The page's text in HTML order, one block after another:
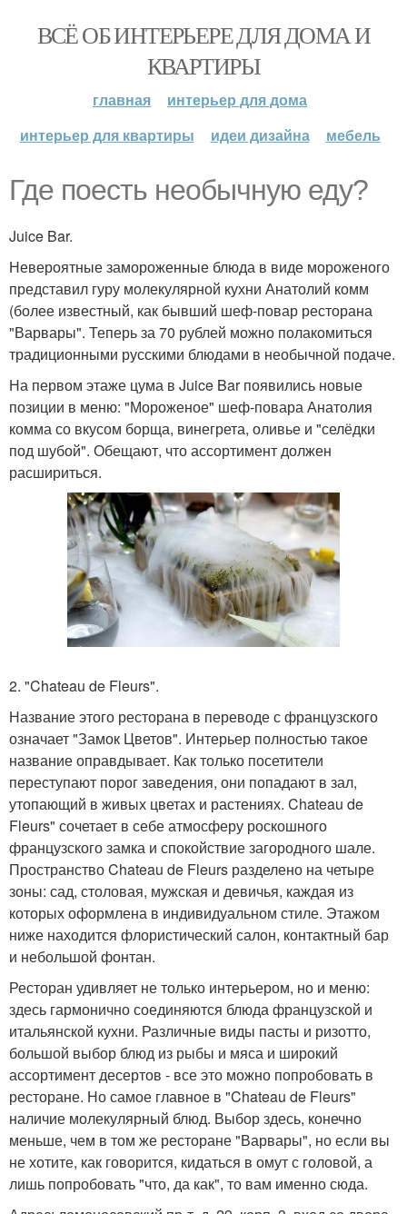
ВСЁ ОБ ИНТЕРЬЕРЕ ДЛЯ ДОМА И
КВАРТИРЫ
главная
интерьер для дома
интерьер для квартиры
идеи дизайна мебель
Где поесть необычную еду?
Juice Bar.
Невероятные замороженные блюда в виде мороженого
представил гуру молекулярной кухни Анатолий комм
(более известный, как бывший шеф-повар ресторана
"Варвары". Теперь за 70 рублей можно полакомиться
традиционными русскими блюдами в необычной подаче.
На первом этаже цума в Juice Bar появились новые
позиции в меню: "Мороженое" шеф-повара Анатолия
комма со вкусом борща, винегрета, оливье и "селёдки
под шубой". Обещают, что ассортимент должен
расшириться.
2. "Chateau de Fleurs".
Название этого ресторана в переводе с французского
означает "Замок Цветов". Интерьер полностью такое
название оправдывает. Как только посетители
переступают порог заведения, они попадают в зал,
утопающий в живых цветах и растениях. Chateau de
Fleurs" сочетает в себе атмосферу роскошного
французского замка и спокойствие загородного шале.
Пространство Chateau de Fleurs разделено на четыре
зоны: сад, столовая, мужская и девичья, каждая из
которых оформлена в индивидуальном стиле. Этажом
ниже находится флористический салон, контактный бар
и небольшой фонтан.
Ресторан удивляет не только интерьером, но и меню:
здесь гармонично соединяются блюда французской и
итальянской кухни. Различные виды пасты и ризотто,
большой выбор блюд из рыбы и мяса и широкий
ассортимент десертов - все это можно попробовать в
ресторане. Но самое главное в "Chateau de Fleurs"
наличие молекулярный блюд. Выбор здесь, конечно
меньше, чем в том же ресторане "Варвары", но если вы
не хотите, как говорится, кидаться в омут с головой, а
лишь попробовать "что, да как", то вам именно сюда.